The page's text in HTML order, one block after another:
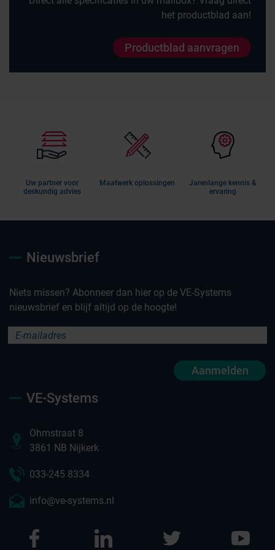
het productblad aan!
Productblad aanvragen
Uw partner voor
deskundig advies
Maatwerk oplossingen
Jarenlange kennis &
ervaring
Nieuwsbrief
Niets missen? Abonneer dan hier op de VE-Systems
nieuwsbrief en blijf altijd op de hoogte!
Aanmelden
VE-Systems
Ohmstraat 8
3861 NB Nijkerk
033-245 8334
info@ve-systems.nl